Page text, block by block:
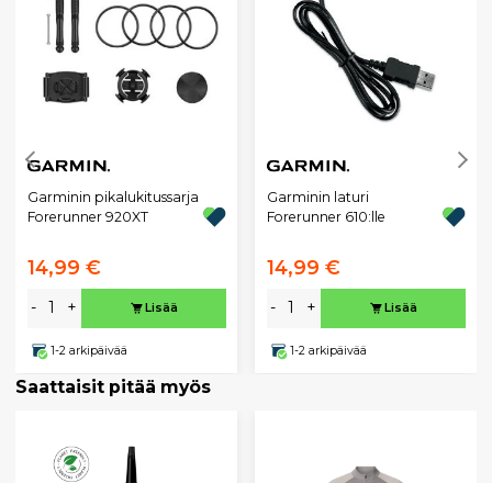
Garminin pikalukitussarja
Forerunner 920XT
14,99 €
- + Lisää
1-2 arkipäivää
Garminin laturi
Forerunner 610:lle
14,99 €
- + Lisää
1-2 arkipäivää
Saattaisit pitää myös